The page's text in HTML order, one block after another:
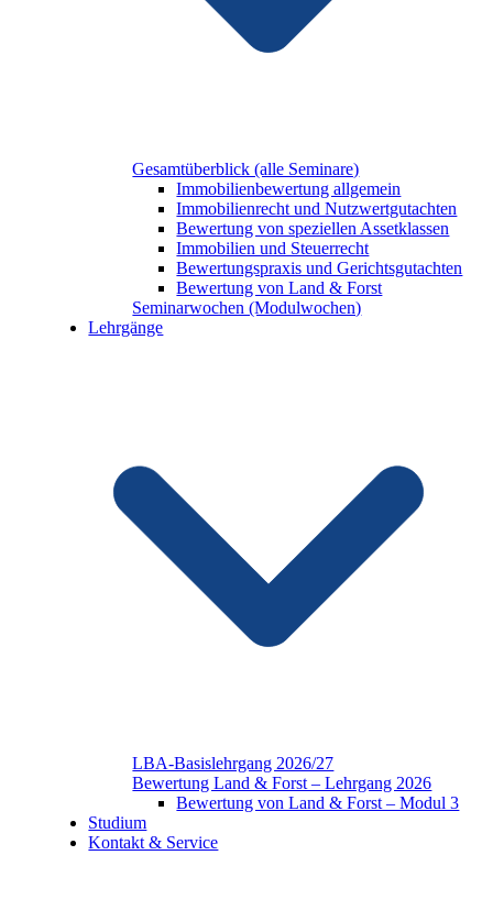
Gesamtüberblick (alle Seminare)
Immobilienbewertung allgemein
Immobilienrecht und Nutzwertgutachten
Bewertung von speziellen Assetklassen
Immobilien und Steuerrecht
Bewertungspraxis und Gerichtsgutachten
Bewertung von Land & Forst
Seminarwochen (Modulwochen)
Lehrgänge
LBA-Basislehrgang 2026/27
Bewertung Land & Forst – Lehrgang 2026
Bewertung von Land & Forst – Modul 3
Studium
Kontakt & Service